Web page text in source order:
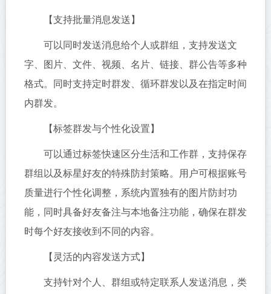
【支持批量消息发送】
可以同时发送消息给个人或群组，支持发送文
字、图片、文件、视频、名片、链接、群公告等多种
格式。同时支持定时群发、循环群发以及在指定时间
内群发。
【标签群发与个性化设置】
可以通过标签快速区分生活和工作群，支持保存
群组以及标星好友的特殊防封策略。用户可根据账号
质量进行个性化调整，系统内置独有的图片防封功
能，同时具备好友备注与本地备注功能，确保在群发
时每个好友接收到不同的内容。
【灵活的内容发送方式】
支持针对个人、群组或特定联系人发送消息，类